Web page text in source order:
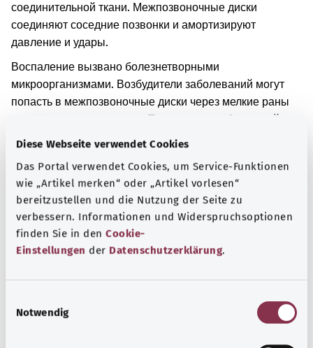
Diese Webseite verwendet Cookies
Das Portal verwendet Cookies, um Service-Funktionen
wie „Artikel merken“ oder „Artikel vorlesen“
bereitzustellen und die Nutzung der Seite zu
verbessern. Informationen und Widerspruchsoptionen
finden Sie in den Cookie-
Einstellungen der Datenschutzerklärung.
Notwendig
соединительной ткани. Межпозвоночные диски
соединяют соседние позвонки и амортизируют
давление и удары.
Воспаление вызвано болезнетворными
микроорганизмами. Возбудители заболеваний могут
попасть в межпозвоночные диски через мелкие раны
или кровеносные сосуды. Попадание возбудителей
заболеваний в межпозвоночные диски также возможно
При воспалении межпозвоночных дисков человек
может испытывать боль. Помимо этого, у человека
могут быть ограничены движения или он может
избегать определенных движений.
Дополнительные обозначения
Указание